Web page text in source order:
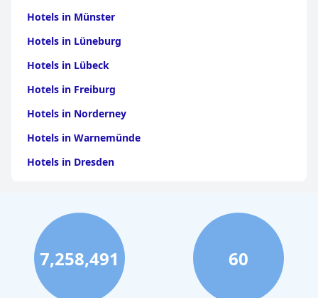
Hotels in Münster
Hotels in Lüneburg
Hotels in Lübeck
Hotels in Freiburg
Hotels in Norderney
Hotels in Warnemünde
Hotels in Dresden
Hotels in Stuttgart
Hotels in Leipzig
Hotels in Bamberg
Hotels in Nürnberg
7,258,491 60